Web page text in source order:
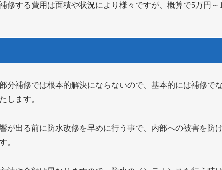
修する費用は面積や状況により様々ですが、概算で5万円～
分補修では根本的解決にならないので、基本的には補修で
します。
が出る前に防水改修を早めに行う事で、内部への被害を防
。